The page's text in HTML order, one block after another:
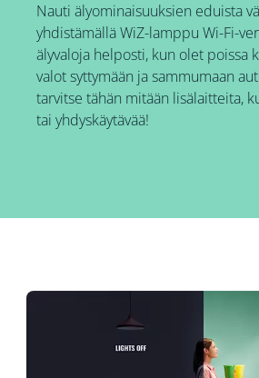
Nauti älyominaisuuksien eduista
yhdistämällä WiZ-lamppu Wi-Fi-
älyvaloja helposti, kun olet poissa
valot syttymään ja sammumaan
tarvitse tähän mitään lisälaitteita,
tai yhdyskäytävää!